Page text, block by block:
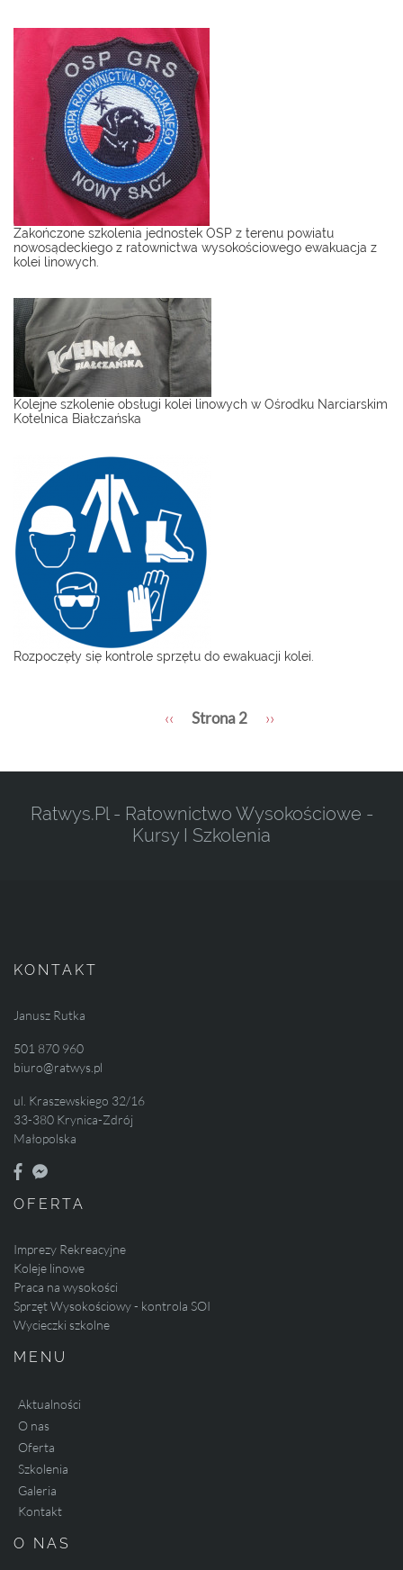
Zakończone szkolenia jednostek OSP z terenu powiatu
nowosądeckiego z ratownictwa wysokościowego ewakuacja z
kolei linowych.
Kolejne szkolenie obsługi kolei linowych w Ośrodku Narciarskim
Kotelnica Białczańska
Rozpoczęły się kontrole sprzętu do ewakuacji kolei.
StronicowaniePoprzednia
‹‹ Strona 2
Następna
››
Ratwys.pl - Ratownictwo Wysokościowe -
Kursy I Szkolenia
KONTAKT
Janusz Rutka
501 870 960
biuro@ratwys.pl
ul. Kraszewskiego 32/16
33-380 Krynica-Zdrój
Małopolska
OFERTA
Imprezy Rekreacyjne
Koleje linowe
Praca na wysokości
Sprzęt Wysokościowy - kontrola SOI
Wycieczki szkolne
MENU
Aktualności
O nas
Oferta
Szkolenia
Galeria
Kontakt
O NAS